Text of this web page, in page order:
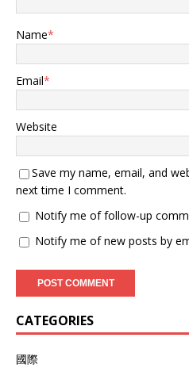
Name*
Email*
Website
Save my name, email, and
next time I comment.
Notify me of follow-up
Notify me of new posts by
CATEGORIES
國際